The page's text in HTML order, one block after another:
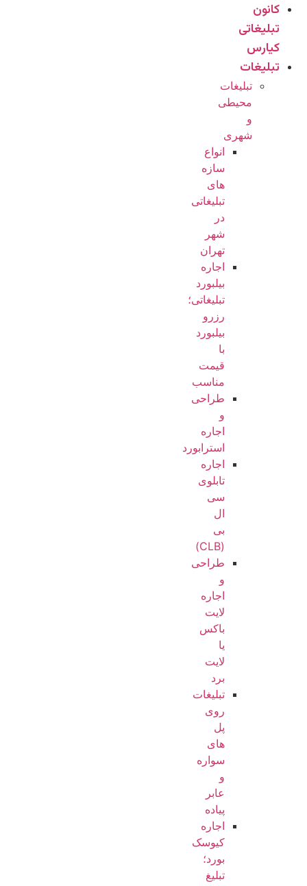
کانون
تبلیغاتی
کیارس
تبلیغات
تبلیغات
محیطی
و
شهری
انواع
سازه‌
های
تبلیغاتی
در
شهر
تهران
اجاره
بیلبورد
تبلیغاتی؛
رزرو
بیلبورد
با
قیمت
مناسب
طراحی
و
اجاره
استرابورد
اجاره
تابلوی
سی
ال
بی
(CLB)
طراحی
و
اجاره
لایت
باکس
یا
لایت
برد
تبلیغات
روی
پل
های
سواره
و
عابر
پیاده
اجاره
کیوسک
بورد؛
تبلیغ